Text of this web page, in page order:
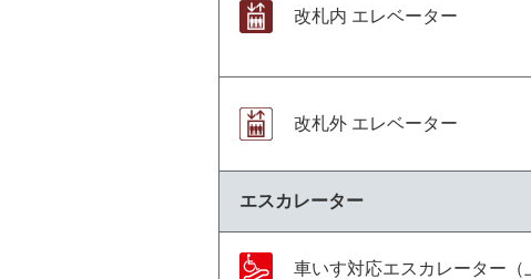
改札内 エレベーター
改札外 エレベーター
エスカレーター
車いす対応エスカレーター（